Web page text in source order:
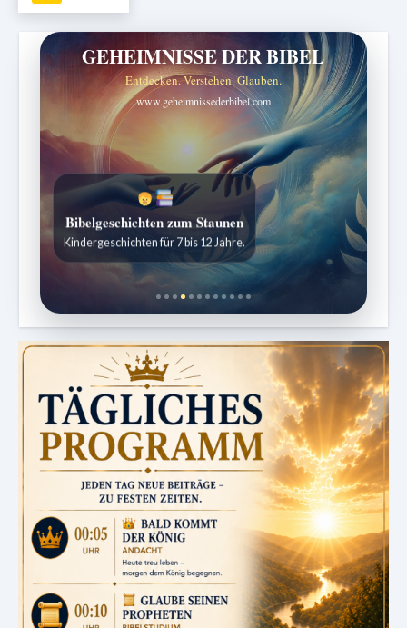
GEHEIMNISSE DER BIBEL
Entdecken. Verstehen. Glauben.
www.geheimnissederbibel.com
Bibelgeschichten zum Staunen
Kindergeschichten für 7 bis 12 Jahre.